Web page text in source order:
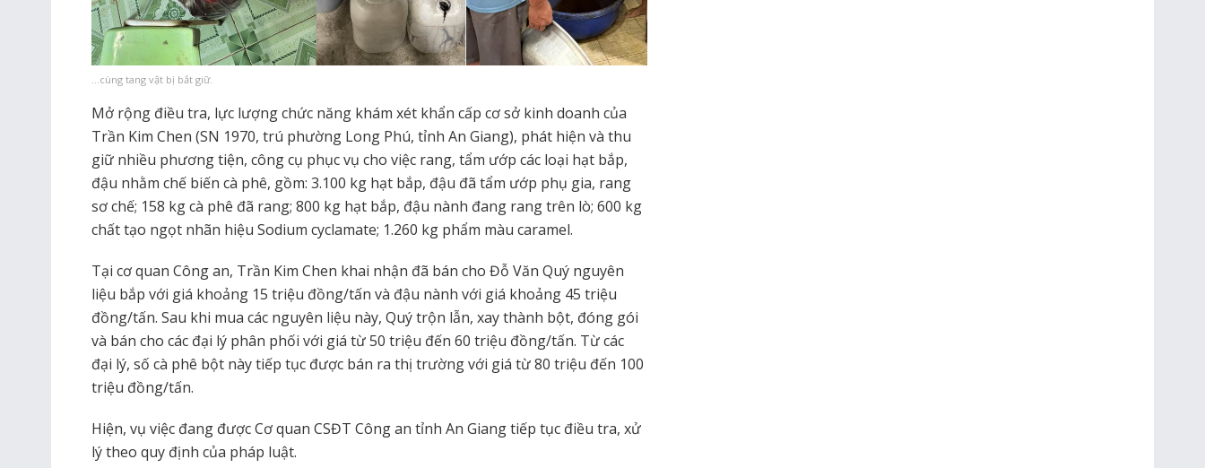
…cùng tang vật bị bắt giữ.
Mở rộng điều tra, lực lượng chức năng khám xét khẩn cấp cơ sở kinh doanh của
Trần Kim Chen (SN 1970, trú phường Long Phú, tỉnh An Giang), phát hiện và thu
giữ nhiều phương tiện, công cụ phục vụ cho việc rang, tẩm ướp các loại hạt bắp,
đậu nhằm chế biến cà phê, gồm: 3.100 kg hạt bắp, đậu đã tẩm ướp phụ gia, rang
sơ chế; 158 kg cà phê đã rang; 800 kg hạt bắp, đậu nành đang rang trên lò; 600 kg
chất tạo ngọt nhãn hiệu Sodium cyclamate; 1.260 kg phẩm màu caramel.
Tại cơ quan Công an, Trần Kim Chen khai nhận đã bán cho Đỗ Văn Quý nguyên
liệu bắp với giá khoảng 15 triệu đồng/tấn và đậu nành với giá khoảng 45 triệu
đồng/tấn. Sau khi mua các nguyên liệu này, Quý trộn lẫn, xay thành bột, đóng gói
và bán cho các đại lý phân phối với giá từ 50 triệu đến 60 triệu đồng/tấn. Từ các
đại lý, số cà phê bột này tiếp tục được bán ra thị trường với giá từ 80 triệu đến 100
triệu đồng/tấn.
Hiện, vụ việc đang được Cơ quan CSĐT Công an tỉnh An Giang tiếp tục điều tra, xử
lý theo quy định của pháp luật.